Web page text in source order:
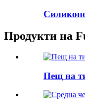
Продукти на
Пещ на